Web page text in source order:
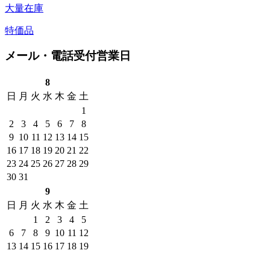
大量在庫
特価品
メール・電話受付営業日
8
日
月 火 水 木 金 土
1
2
3 4 5 6 7
8
9 10 11 12 13 14 15
16 17 18 19 20 21 22
23 24 25 26 27 28 29
30 31
9
日
月 火 水 木 金 土
1
2 3 4
5
6
7 8 9 10 11 12
13 14 15 16 17 18 19